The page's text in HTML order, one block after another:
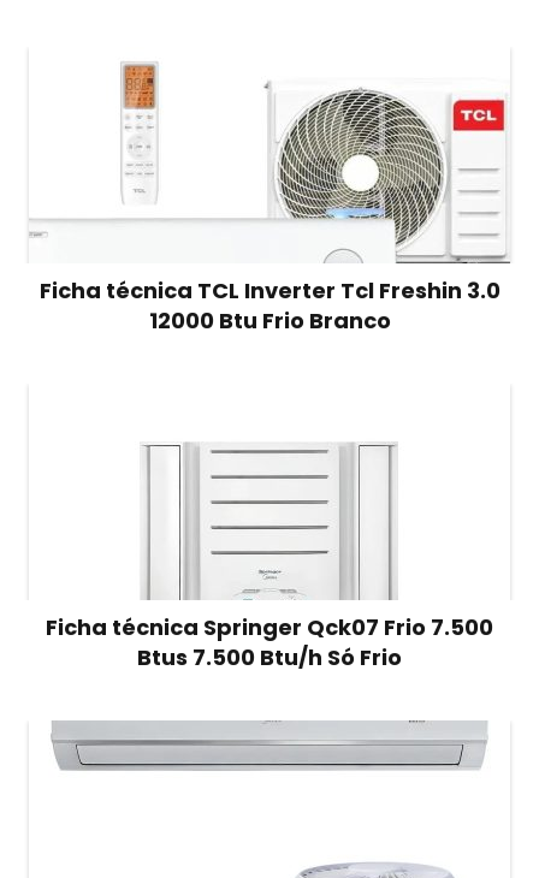
Ficha técnica TCL Inverter Tcl Freshin 3.0
12000 Btu Frio Branco
Ficha técnica Springer Qck07 Frio 7.500
Btus 7.500 Btu/h Só Frio